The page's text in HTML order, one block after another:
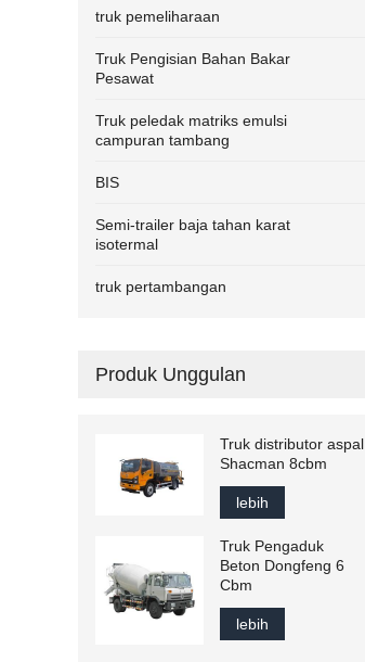
truk pemeliharaan
Truk Pengisian Bahan Bakar
Pesawat
Truk peledak matriks emulsi
campuran tambang
BIS
Semi-trailer baja tahan karat
isotermal
truk pertambangan
Produk Unggulan
Truk distributor aspal
Shacman 8cbm
lebih
Truk Pengaduk
Beton Dongfeng 6
Cbm
lebih